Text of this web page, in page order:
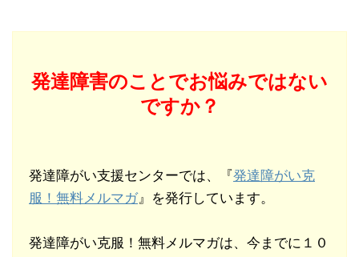
発達障害のことでお悩みではない
ですか？
発達障がい支援センターでは、『発達障がい克
服！無料メルマガ』を発行しています。
発達障がい克服！無料メルマガは、今までに１０